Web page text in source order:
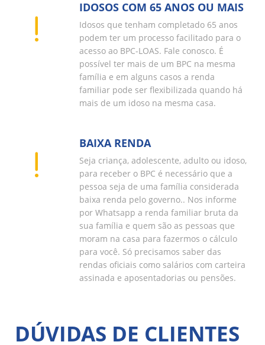
IDOSOS COM 65 ANOS OU MAIS
Idosos que tenham completado 65 anos
podem ter um processo facilitado para o
acesso ao BPC-LOAS. Fale conosco. É
possível ter mais de um BPC na mesma
família e em alguns casos a renda
familiar pode ser flexibilizada quando há
mais de um idoso na mesma casa.
BAIXA RENDA
Seja criança, adolescente, adulto ou idoso,
para receber o BPC é necessário que a
pessoa seja de uma família considerada
baixa renda pelo governo.. Nos informe
por Whatsapp a renda familiar bruta da
sua família e quem são as pessoas que
moram na casa para fazermos o cálculo
para você. Só precisamos saber das
rendas oficiais como salários com carteira
assinada e aposentadorias ou pensões.
DÚVIDAS DE CLIENTES